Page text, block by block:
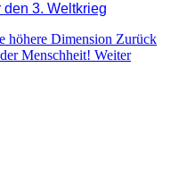
den 3. Weltkrieg
höhere Dimension Zurück
Menschheit! Weiter